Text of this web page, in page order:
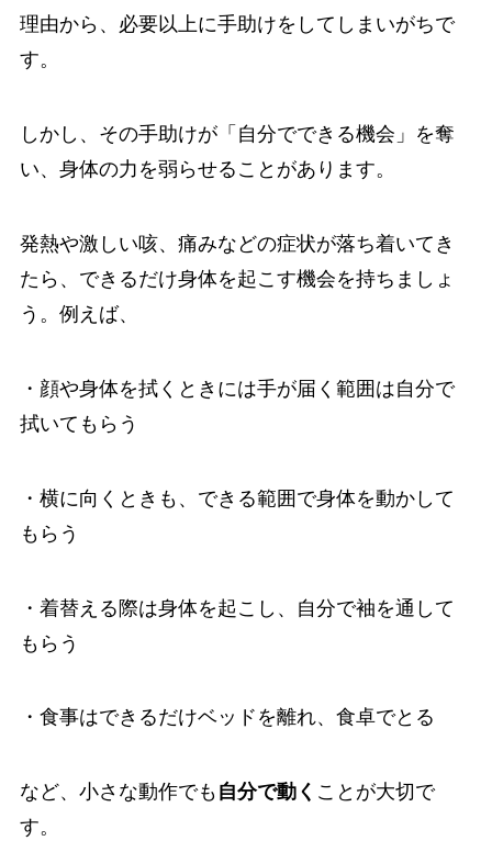
理由から、必要以上に手助けをしてしまいがちで
す。
しかし、その手助けが「自分でできる機会」を奪
い、身体の力を弱らせることがあります。
発熱や激しい咳、痛みなどの症状が落ち着いてき
たら、できるだけ身体を起こす機会を持ちましょ
う。例えば、
・顔や身体を拭くときには手が届く範囲は自分で
拭いてもらう
・横に向くときも、できる範囲で身体を動かして
もらう
・着替える際は身体を起こし、自分で袖を通して
もらう
・食事はできるだけベッドを離れ、食卓でとる
など、小さな動作でも 自分で動く ことが大切で
す。